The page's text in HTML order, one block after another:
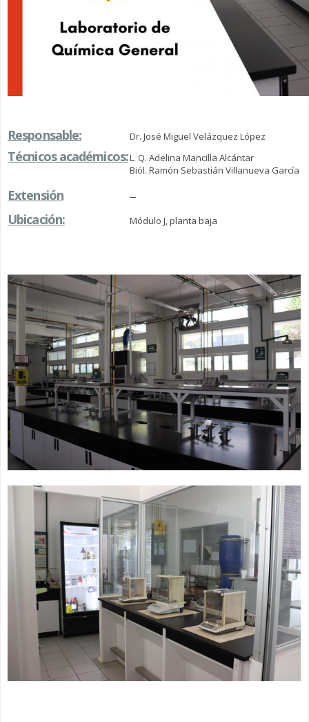
Responsable: Dr. José Miguel Velázquez López
Técnicos académicos:L. Q. Adelina Mancilla Alcántar
Biól. Ramón Sebastián Villanueva García
Extensión ─
Ubicación: Módulo J, planta baja